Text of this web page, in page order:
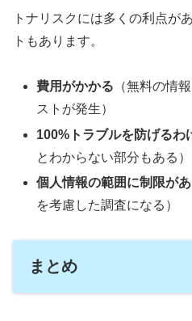
トナリスクには多くの利点が
トもあります。
費用がかかる （無料の情
ストが発生）
100%トラブルを防げるわ
とわからない部分もある）
個人情報の範囲に制限が
を考慮した調査になる）
まとめ